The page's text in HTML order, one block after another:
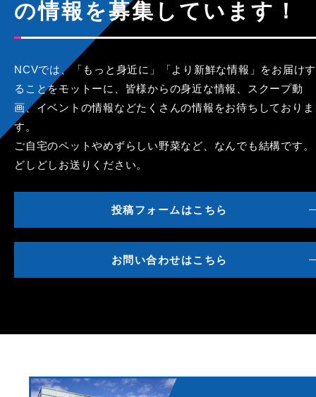
の情報を募集しています！
NCVでは、「もっと身近に」「より新鮮な情報」をお届けす
ることをモットーに、皆様からの身近な情報、スクープ動
画、イベントの情報などたくさんの情報をお待ちしておりま
す。
ご自宅のペットやめずらしい野菜など、なんでも結構です。
どしどしお送りください。
投稿フォームはこちら
お問い合わせはこちら